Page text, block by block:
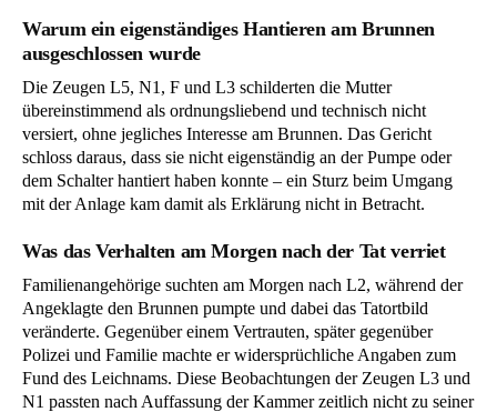
Warum ein eigenständiges Hantieren am Brunnen
ausgeschlossen wurde
Die Zeugen L5, N1, F und L3 schilderten die Mutter
übereinstimmend als ordnungsliebend und technisch nicht
versiert, ohne jegliches Interesse am Brunnen. Das Gericht
schloss daraus, dass sie nicht eigenständig an der Pumpe oder
dem Schalter hantiert haben konnte – ein Sturz beim Umgang
mit der Anlage kam damit als Erklärung nicht in Betracht.
Was das Verhalten am Morgen nach der Tat verriet
Familienangehörige suchten am Morgen nach L2, während der
Angeklagte den Brunnen pumpte und dabei das Tatortbild
veränderte. Gegenüber einem Vertrauten, später gegenüber
Polizei und Familie machte er widersprüchliche Angaben zum
Fund des Leichnams. Diese Beobachtungen der Zeugen L3 und
N1 passten nach Auffassung der Kammer zeitlich nicht zu seiner